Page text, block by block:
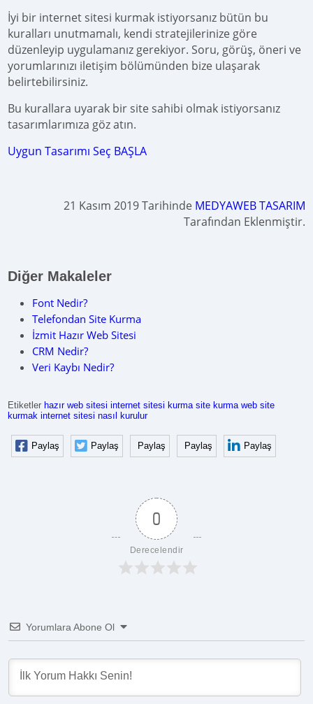
İyi bir internet sitesi kurmak istiyorsanız bütün bu
kuralları unutmamalı, kendi stratejilerinize göre
düzenleyip uygulamanız gerekiyor. Soru, görüş, öneri ve
yorumlarınızı iletişim bölümünden bize ulaşarak
belirtebilirsiniz.
Bu kurallara uyarak bir site sahibi olmak istiyorsanız
tasarımlarımıza göz atın.
Uygun Tasarımı Seç BAŞLA
21 Kasım 2019 Tarihinde MEDYAWEB TASARIM
Tarafından Eklenmiştir.
Diğer Makaleler
Font Nedir?
Telefondan Site Kurma
İzmit Hazır Web Sitesi
CRM Nedir?
Veri Kaybı Nedir?
Etiketler hazır web sitesi internet sitesi kurma site kurma web site
kurmak internet sitesi nasıl kurulur
Paylaş Paylaş Paylaş Paylaş Paylaş
0
Derecelendir
Yorumlara Abone Ol